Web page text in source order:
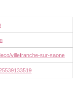
villefranche-sur-saone